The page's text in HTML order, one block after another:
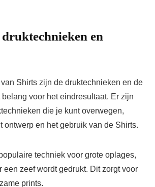
en
Shirts zijn de druktechnieken en de
voor het eindresultaat. Er zijn
die je kunt overwegen,
ontwerp en het gebruik van de Shirts.
techniek voor grote oplages,
een zeef wordt gedrukt. Dit zorgt voor
prints.